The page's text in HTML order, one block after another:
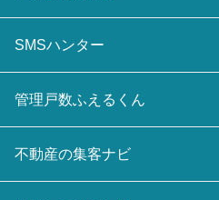
SMSハンター
管理戸数ふえるくん
不動産の集客ナビ